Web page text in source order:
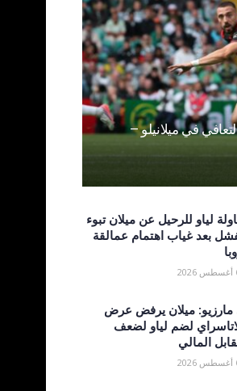
في ميلانيلو –
لياو للرحيل عن ميلان تبوء
بعد غياب اهتمام عمالقة
ميلان يرفض عرض
لضم لياو لضعف
المالي